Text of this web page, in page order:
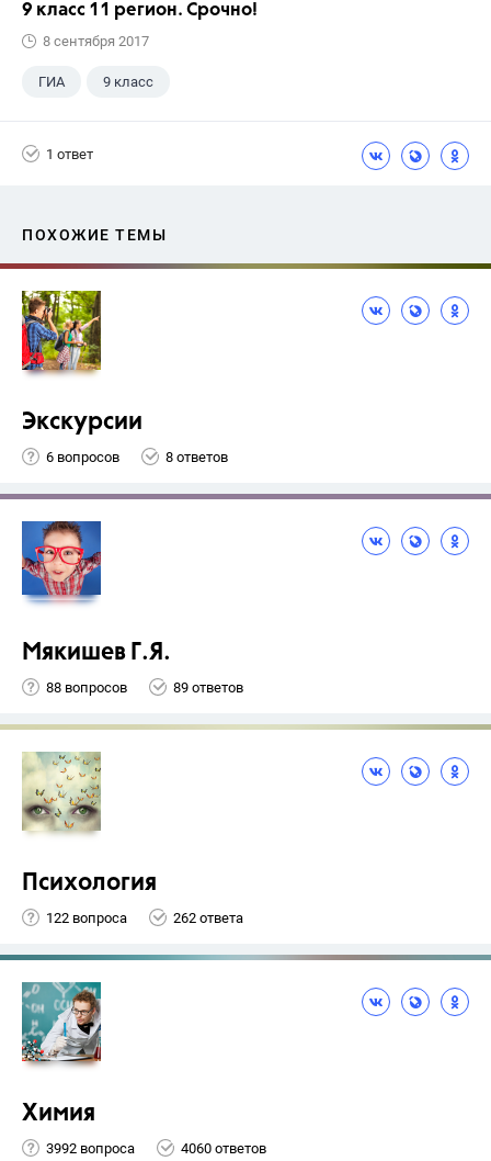
9 класс 11 регион. Срочно!
8 сентября 2017
ГИА 9 класс
1 ответ
ПОХОЖИЕ ТЕМЫ
Экскурсии
6 вопросов 8 ответов
Мякишев Г.Я.
88 вопросов 89 ответов
Психология
122 вопроса 262 ответа
Химия
3992 вопроса 4060 ответов